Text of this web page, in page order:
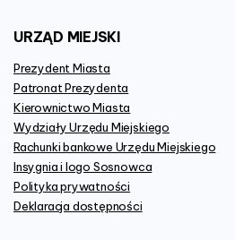
URZĄD MIEJSKI
Prezydent Miasta
Patronat Prezydenta
Kierownictwo Miasta
Wydziały Urzędu Miejskiego
Rachunki bankowe Urzędu Miejskiego
Insygnia i logo Sosnowca
Polityka prywatności
Deklaracja dostępności